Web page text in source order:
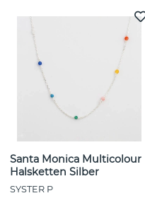
Santa Monica Multicolour
Halsketten Silber
SYSTER P